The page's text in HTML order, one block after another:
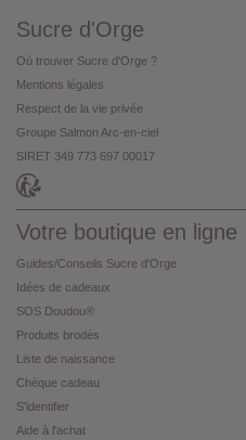
Sucre d'Orge
Où trouver Sucre d'Orge ?
Mentions légales
Respect de la vie privée
Groupe Salmon Arc-en-ciel
SIRET 349 773 697 00017
Votre boutique en ligne
Guides/Conseils Sucre d'Orge
Idées de cadeaux
SOS Doudou®
Produits brodés
Liste de naissance
Chèque cadeau
S'identifier
Aide à l'achat